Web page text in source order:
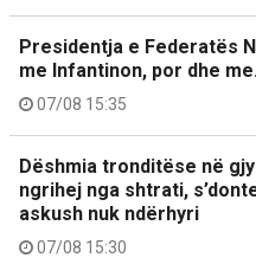
Presidentja e Federatës
me Infantinon, por dhe
07/08 15:35
Dëshmia tronditëse në
ngrihej nga shtrati,
askush nuk ndërhyri
07/08 15:30